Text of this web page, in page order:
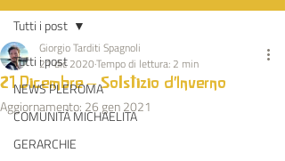
Tutti i post
NEWS PLEROMA
COMUNITÀ MICHAELITA
GERARCHIE
Tutti i post
21 Dicembre – Solstizio d'Inverno
Giorgio Tarditi Spagnoli
21 dic 2020Tempo di lettura: 2 min
Aggiornamento: 26 gen 2021